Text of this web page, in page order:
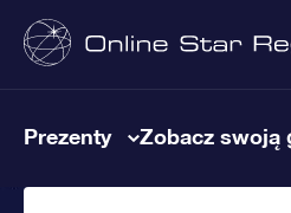
Prezenty Zobacz swoją